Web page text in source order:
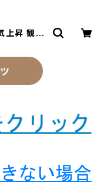
上昇 観音